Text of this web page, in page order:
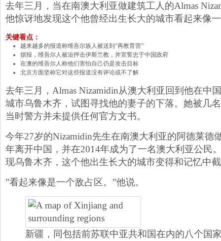
去年三月，当在南澳大利亚做建筑工人的Almas
他惊讶地发现这个他曾经出生长大的城市看起来像
关键看点：
越来越多的报道称维吾尔族人被送到“再教育营”
据报，维吾尔人被迫抨击伊斯兰教，并宣誓忠于中国政府
在澳的维吾尔人称他们害怕自己仍是攻击目标
北京方面坚称它对这些报道没有评论或不了解
去年三月，Almas Nizamidin从澳大利亚回到他在中
城市乌鲁木齐，试图寻找他的妻子的下落。她被几
当时警方并未提供任何官方文书。
今年27岁的Nizamidin先生在南澳大利亚的阿德莱德
年离开中国，并在2014年成为了一名澳大利亚公民
现乌鲁木齐，这个他出生长大的城市变得和记忆中
”看起来像是一个敌占区。”他说。
新疆，同包括前苏联中亚共和国在内的八个国